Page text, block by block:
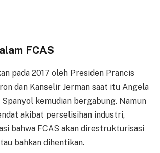
FCAS
pada 2017 oleh Presiden Prancis
dan Kanselir Jerman saat itu Angela
kemudian bergabung. Namun
akibat perselisihan industri,
bahwa FCAS akan direstrukturisasi
bahkan dihentikan.